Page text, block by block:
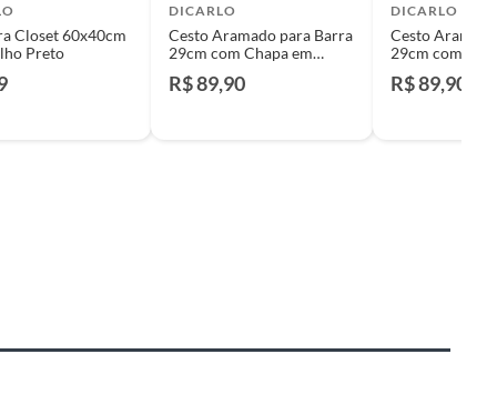
Closet 60x40cm
Preto
DICARLO
Cesto Aramado para Barra
29cm com Chapa em
R$ 89,90
DICARLO
Cesto
29cm com
R$ 89,90